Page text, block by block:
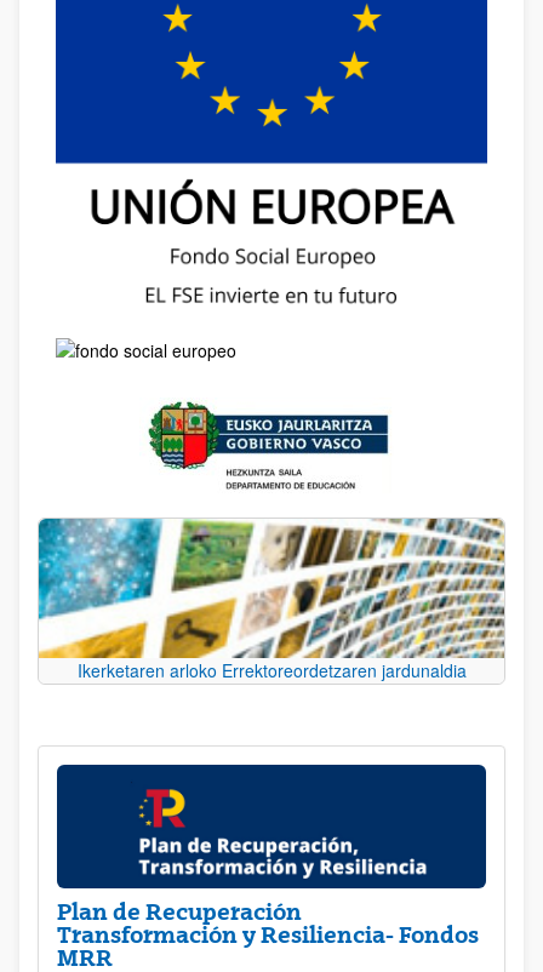
Ikerketaren arloko Errektoreordetzaren jardunaldia
Plan de Recuperación
Transformación y Resiliencia- Fondos
MRR